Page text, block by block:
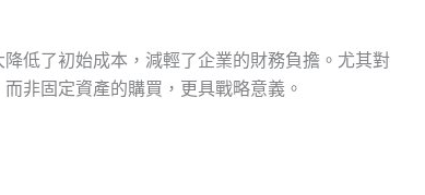
降低了初始成本，減輕了企業的財務負擔。尤其對
非固定資產的購買，更具戰略意義。